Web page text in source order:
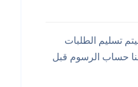
الساعة ۶:۳۰ مساءً. من الإثنين إلى الجمعة. سيتم تسليم الطلبات
حساب الرسوم قبل